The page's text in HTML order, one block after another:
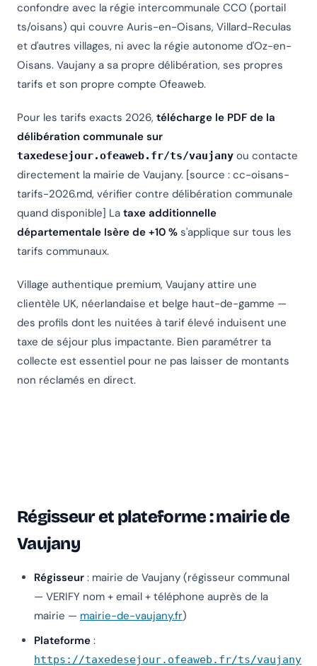
confondre avec la régie intercommunale CCO (portail
ts/oisans) qui couvre Auris-en-Oisans, Villard-Reculas
et d'autres villages, ni avec la régie autonome d'Oz-en-
Oisans. Vaujany a sa propre délibération, ses propres
tarifs et son propre compte Ofeaweb.
Pour les tarifs exacts 2026, télécharge le PDF de la
délibération communale sur
taxedesejour.ofeaweb.fr/ts/vaujany ou contacte
directement la mairie de Vaujany. [source : cc-oisans-
tarifs-2026.md, vérifier contre délibération communale
quand disponible] La taxe additionnelle
départementale Isère de +10 % s'applique sur tous les
tarifs communaux.
Village authentique premium, Vaujany attire une
clientèle UK, néerlandaise et belge haut-de-gamme —
des profils dont les nuitées à tarif élevé induisent une
taxe de séjour plus impactante. Bien paramétrer ta
collecte est essentiel pour ne pas laisser de montants
non réclamés en direct.
Régisseur et plateforme : mairie de
Vaujany
Régisseur : mairie de Vaujany (régisseur communal
— VERIFY nom + email + téléphone auprès de la
mairie — mairie-de-vaujany.fr)
Plateforme :
https://taxedesejour.ofeaweb.fr/ts/vaujany